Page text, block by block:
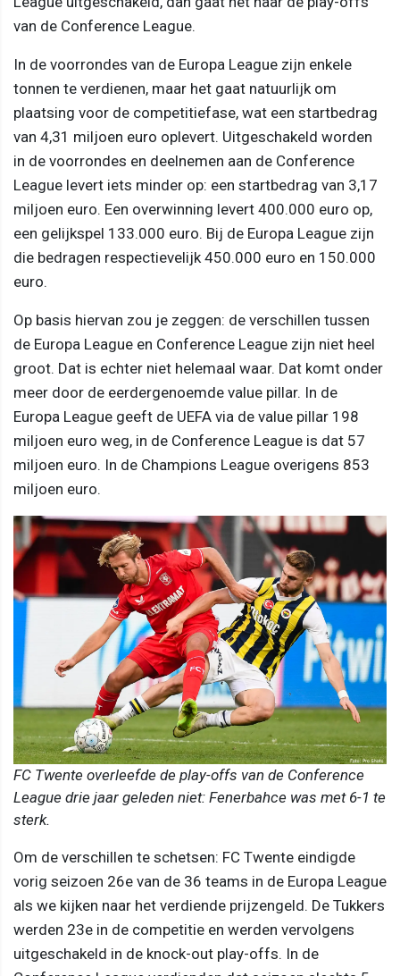
van de Conference League.
In de voorrondes van de Europa League zijn enkele
tonnen te verdienen, maar het gaat natuurlijk om
plaatsing voor de competitiefase, wat een startbedrag
van 4,31 miljoen euro oplevert. Uitgeschakeld worden
in de voorrondes en deelnemen aan de Conference
League levert iets minder op: een startbedrag van 3,17
miljoen euro. Een overwinning levert 400.000 euro op,
een gelijkspel 133.000 euro. Bij de Europa League zijn
die bedragen respectievelijk 450.000 euro en 150.000
euro.
Op basis hiervan zou je zeggen: de verschillen tussen
de Europa League en Conference League zijn niet heel
groot. Dat is echter niet helemaal waar. Dat komt onder
meer door de eerdergenoemde value pillar. In de
Europa League geeft de UEFA via de value pillar 198
miljoen euro weg, in de Conference League is dat 57
miljoen euro. In de Champions League overigens 853
miljoen euro.
FC Twente overleefde de play-offs van de Conference
League drie jaar geleden niet: Fenerbahce was met 6-1 te
sterk.
Om de verschillen te schetsen: FC Twente eindigde
vorig seizoen 26e van de 36 teams in de Europa League
als we kijken naar het verdiende prijzengeld. De Tukkers
werden 23e in de competitie en werden vervolgens
uitgeschakeld in de knock-out play-offs. In de